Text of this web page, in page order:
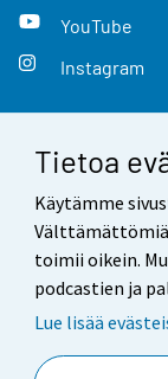
Tietoa
Käytämme
toimii oikein.
podcastien ja
Lue lisää
YouTube
Instagram
Yhteystiedot
Palaute
Käyttöehdot
Saavutettavuus